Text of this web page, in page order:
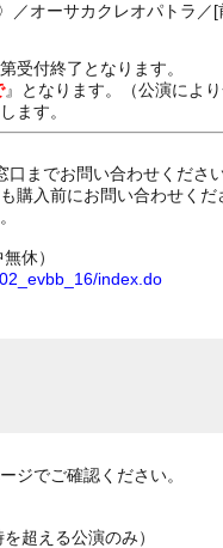
／オーサカクレオパトラ／[
受付終了となります。
』となります。（公演によ
ます。
までお問い合わせください
購入前にお問い合わせくだ
休）
index.do
ジでご確認ください。
超える公演のみ）